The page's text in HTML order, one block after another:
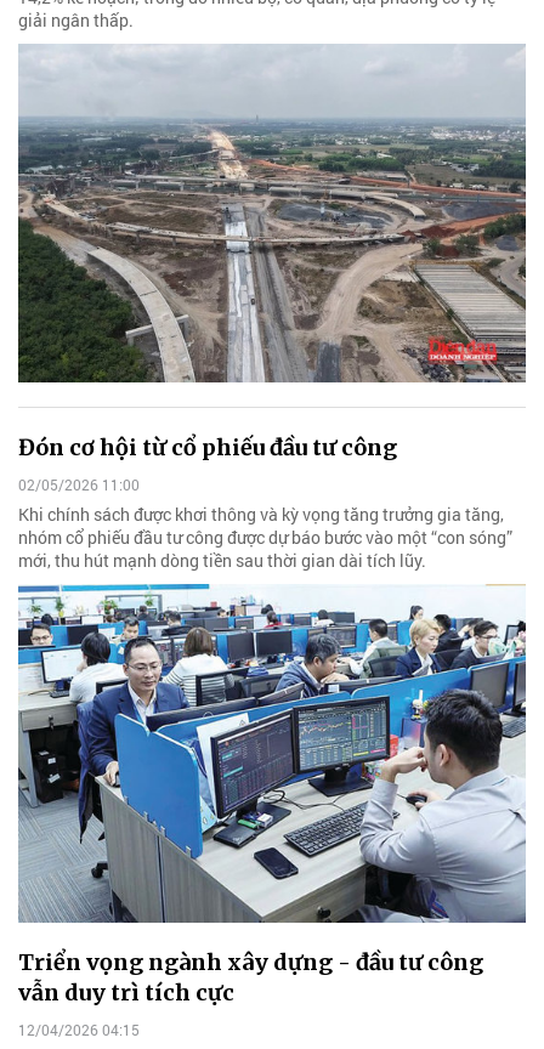
giải ngân thấp.
Đón cơ hội từ cổ phiếu đầu tư công
02/05/2026 11:00
Khi chính sách được khơi thông và kỳ vọng tăng trưởng gia tăng,
nhóm cổ phiếu đầu tư công được dự báo bước vào một “con sóng”
mới, thu hút mạnh dòng tiền sau thời gian dài tích lũy.
Triển vọng ngành xây dựng - đầu tư công
vẫn duy trì tích cực
12/04/2026 04:15